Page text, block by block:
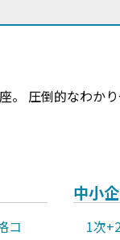
。 圧倒的なわ
コ
中小
1次